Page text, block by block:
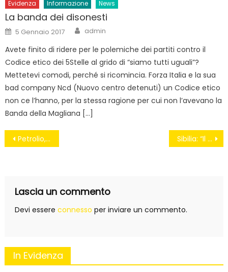
Evidenza Informazione News
La banda dei disonesti
Posted
on
5 Gennaio 2017 Author
admin
Avete finito di ridere per le polemiche dei partiti contro il
Codice etico dei 5Stelle al grido di “siamo tutti uguali”?
Mettetevi comodi, perché si ricomincia. Forza Italia e la sua
bad company Ncd (Nuovo centro detenuti) un Codice etico
non ce l’hanno, per la stessa ragione per cui non l’avevano la
Banda della Magliana […]
Navigazione
Petrolio, la marcia dei Cinque Stelle: “Non faremo passare le trivelle” Sibilia: “Il Governo Renzi come un clan camorristico”
Lascia un commento
Devi essere connesso per inviare un commento.
In Evidenza